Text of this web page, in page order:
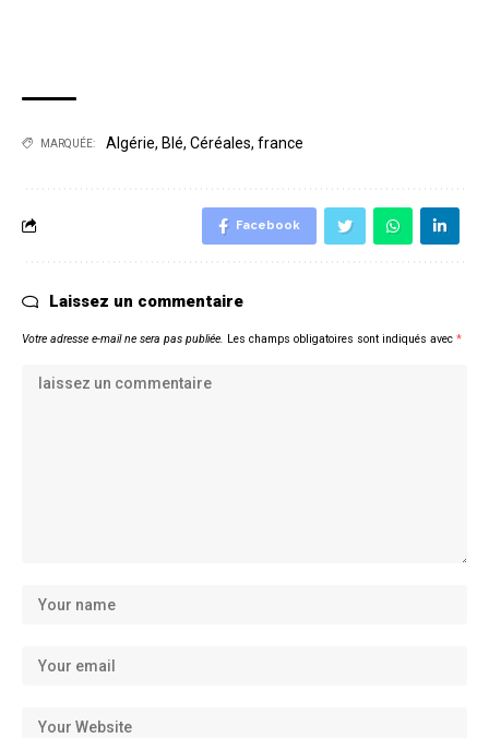
MARQUÉE: Algérie, Blé, Céréales, france
Facebook
Laissez un commentaire
Votre adresse e-mail ne sera pas publiée. Les champs obligatoires sont indiqués avec *